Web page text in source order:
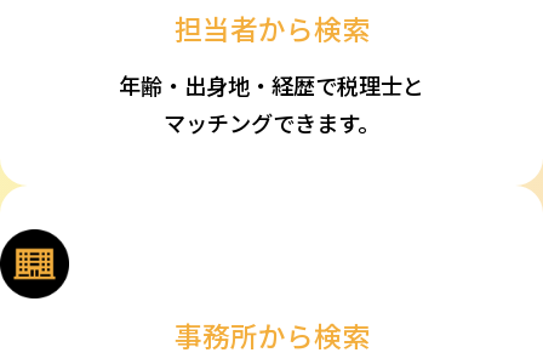
担当者から検索
年齢・出身地・経歴で税理士と
マッチングできます。
事務所から検索